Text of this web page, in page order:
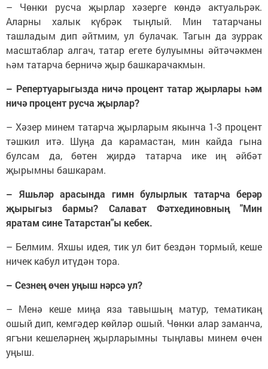
– Чөнки русча җырлар хәзерге көндә актуальрәк.
Аларны халык күбрәк тыңлый. Мин татарчаны
ташладым дип әйтмим, ул булачак. Тагын да зуррак
масштаблар алгач, татар егете булуымны әйтәчәкмен
һәм татарча берничә җыр башкарачакмын.
– Репертуарыгызда ничә процент татар җырлары һәм
ничә процент русча җырлар?
– Хәзер минем татарча җырларым якынча 1-3 процент
тәшкил итә. Шуңа да карамастан, мин кайда гына
булсам да, бөтен җирдә татарча ике иң әйбәт
җырымны башкарам.
– Яшьләр арасында гимн булырлык татарча берәр
җырыгыз бармы?
Салават Фәтхединовның "Мин
яратам сине Татарстан"ы кебек.
– Белмим. Яхшы идея, тик ул бит бездән тормый, кеше
ничек кабул итүдән тора.
– Сезнең өчен уңыш нәрсә ул?
– Менә кеше миңа яза тавышың матур, тематикаң
ошый дип, кемгәдер көйләр ошый. Чөнки алар заманча,
ягъни кешеләрнең җырларымны тыңлавы минем өчен
уңыш. ​